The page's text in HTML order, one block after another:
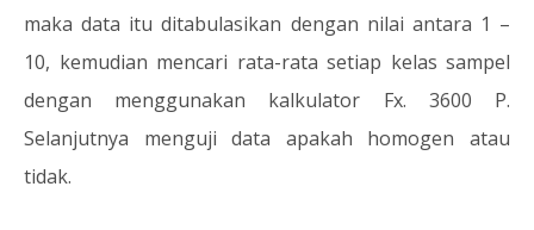
maka data itu ditabulasikan dengan nilai antara 1 –
10, kemudian mencari rata-rata setiap kelas sampel
dengan menggunakan kalkulator Fx. 3600 P.
Selanjutnya menguji data apakah homogen atau
tidak.